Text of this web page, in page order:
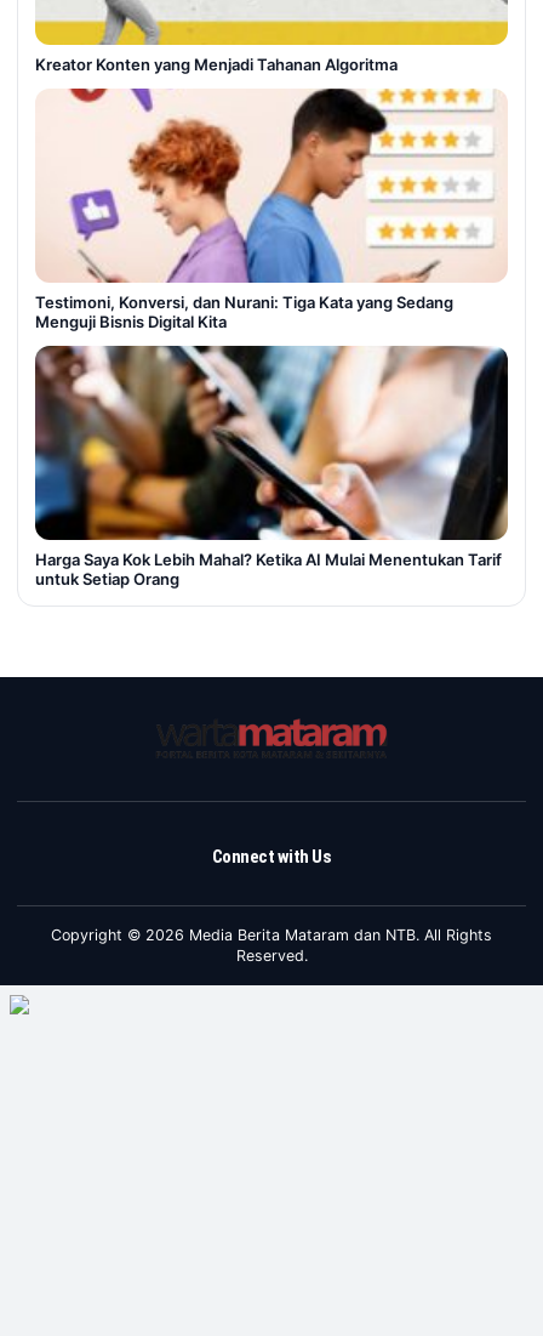
Kreator Konten yang Menjadi Tahanan Algoritma
Testimoni, Konversi, dan Nurani: Tiga Kata yang Sedang
Menguji Bisnis Digital Kita
Harga Saya Kok Lebih Mahal? Ketika AI Mulai Menentukan Tarif
untuk Setiap Orang
Connect with Us
Copyright © 2026 Media Berita Mataram dan NTB. All Rights
Reserved.